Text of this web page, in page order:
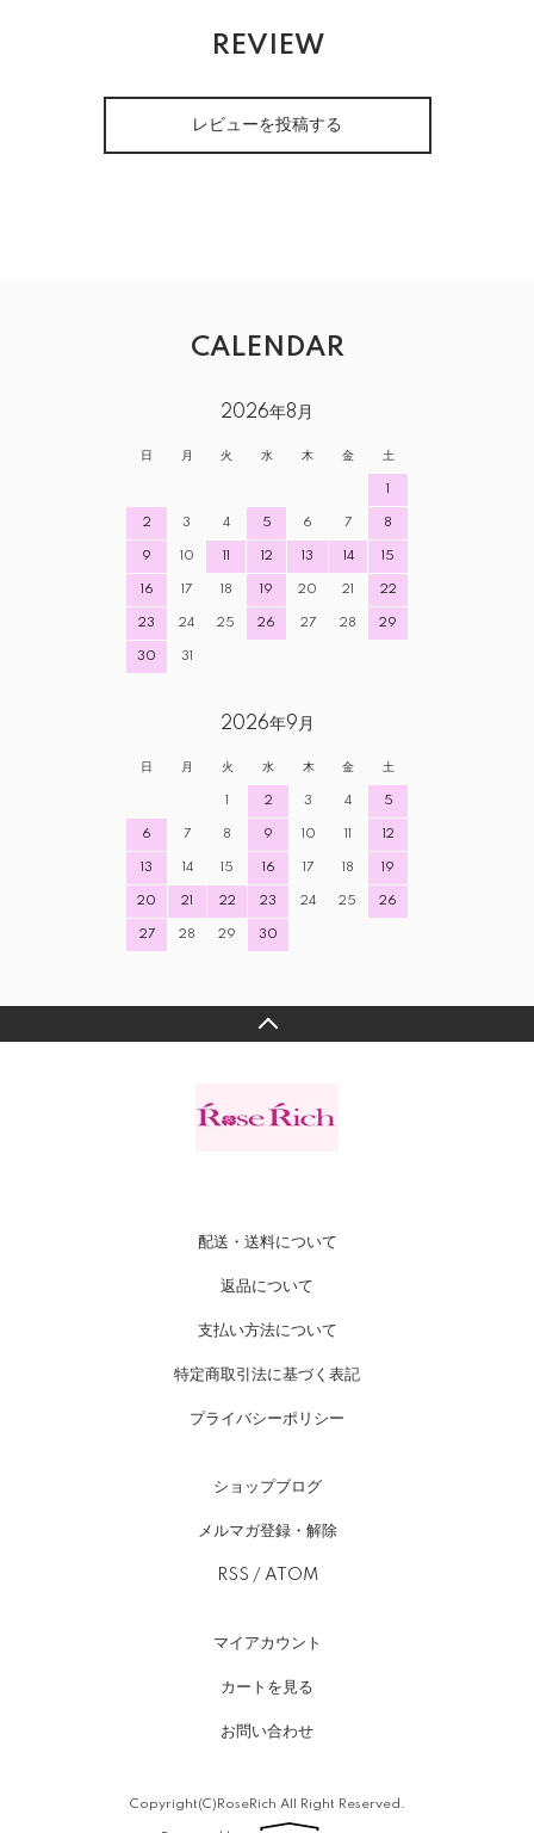
REVIEW
レビューを投稿する
CALENDAR
2026年8月
日 月 火 水 木 金 土
1
2 3 4 5 6 7 8
9 10 11 12 13 14 15
16 17 18 19 20 21 22
23 24 25 26 27 28 29
30 31
2026年9月
日 月 火 水 木 金 土
1 2 3 4 5
6 7 8 9 10 11 12
13 14 15 16 17 18 19
20 21 22 23 24 25 26
27 28 29 30
配送・送料について
返品について
支払い方法について
特定商取引法に基づく表記
プライバシーポリシー
ショップブログ
メルマガ登録・解除
RSS / ATOM
マイアカウント
カートを見る
お問い合わせ
Copyright(C)RoseRich All Right Reserved.